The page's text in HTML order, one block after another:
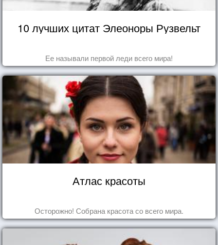
10 лучших цитат Элеоноры Рузвельт
Ее называли первой леди всего мира!
Атлас красоты
Осторожно! Собрана красота со всего мира.